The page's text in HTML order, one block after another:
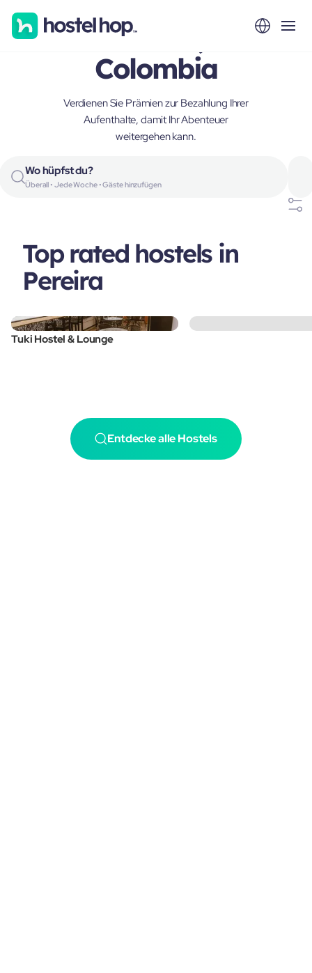
Pereira,
Colombia
Verdienen Sie Prämien zur Bezahlung Ihrer
Aufenthalte, damit Ihr Abenteuer
weitergehen kann.
Wo hüpfst du?
Überall • Jede Woche • Gäste hinzufügen
Top rated hostels in
Pereira
Tuki Hostel & Lounge
Entdecke alle Hostels